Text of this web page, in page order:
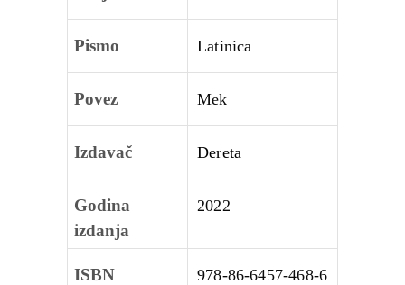
Pismo Latinica
Povez Mek
Izdavač Dereta
Godina
izdanja
2022
ISBN 978‑86‑6457‑468‑6